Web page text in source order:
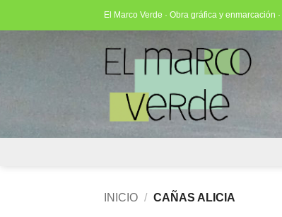
El Marco Verde · Obra gráfica y enmarcación ·
INICIO / CAÑAS ALICIA